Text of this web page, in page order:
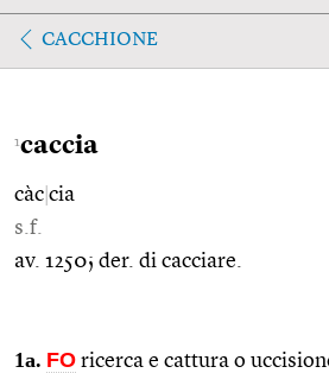
CACCHIONE
1caccia
càc cia
s.f.
av. 1250; der. di cacciare.
1a. FO ricerca e cattura o